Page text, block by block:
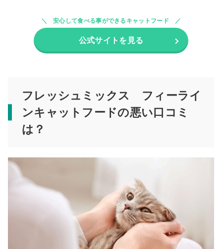
安心して食べる事ができるキャットフード
公式サイトを見る
フレッシュミックス フィーライ
ンキャットフードの悪い口コミ
は？